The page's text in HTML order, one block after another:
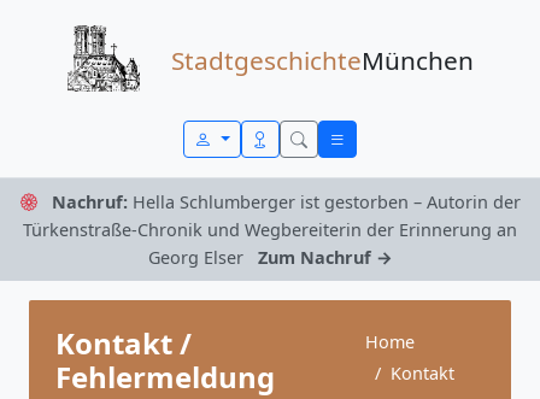
StadtgeschichteMünchen
Nachruf: Hella Schlumberger ist gestorben – Autorin der
Türkenstraße-Chronik und Wegbereiterin der Erinnerung an
Georg Elser
Zum Nachruf →
Kontakt /
Fehlermeldung
Home
Kontakt